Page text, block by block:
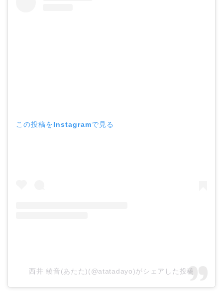
この投稿をInstagramで見る
西井 綾音(あたた)(@atatadayo)がシェアした投稿